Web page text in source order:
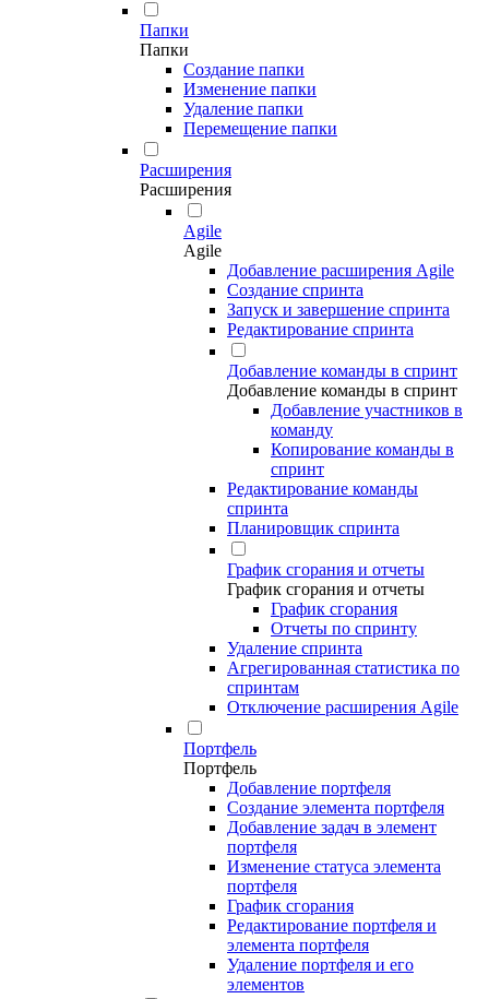
Папки
Папки
Создание папки
Изменение папки
Удаление папки
Перемещение папки
Расширения
Расширения
Agile
Agile
Добавление расширения Agile
Создание спринта
Запуск и завершение спринта
Редактирование спринта
Добавление команды в спринт
Добавление команды в спринт
Добавление участников в
команду
Копирование команды в
спринт
Редактирование команды
спринта
Планировщик спринта
График сгорания и отчеты
График сгорания и отчеты
График сгорания
Отчеты по спринту
Удаление спринта
Агрегированная статистика по
спринтам
Отключение расширения Agile
Портфель
Портфель
Добавление портфеля
Создание элемента портфеля
Добавление задач в элемент
портфеля
Изменение статуса элемента
портфеля
График сгорания
Редактирование портфеля и
элемента портфеля
Удаление портфеля и его
элементов